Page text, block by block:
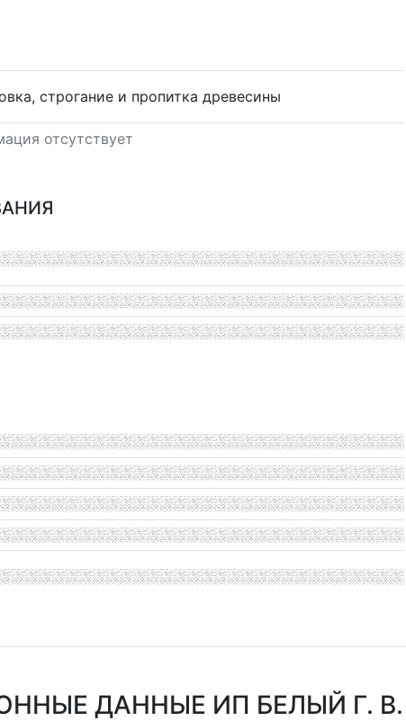
строгание и пропитка древесины
отсутствует
ДАННЫЕ ИП БЕЛЫЙ Г. В.